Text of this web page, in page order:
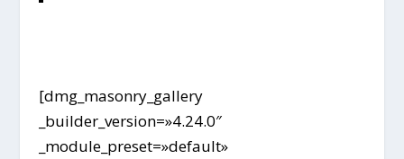
[dmg_masonry_gallery
_builder_version=»4.24.0″
_module_preset=»default»